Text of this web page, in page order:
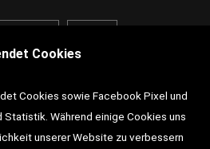
Cookies
Cookies sowie Facebook Pixel und
Statistik. Während einige Cookies uns
unserer Website zu verbessern